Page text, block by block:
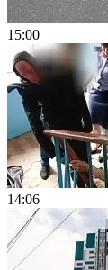
15:00
14:06